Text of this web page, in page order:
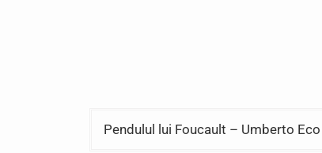
Pendulul lui Foucault – Umberto Eco